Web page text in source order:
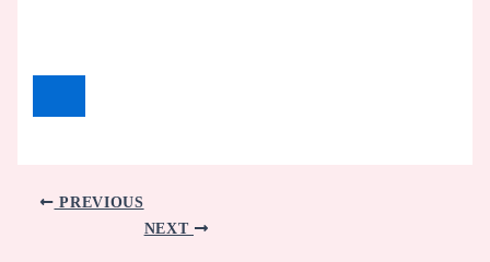
PREVIOUS
NEXT